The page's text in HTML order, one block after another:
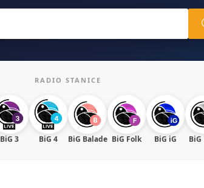
RADIO STANICE
BiG 3 BiG 4 BiG Balade BiG Folk BiG iG BiG